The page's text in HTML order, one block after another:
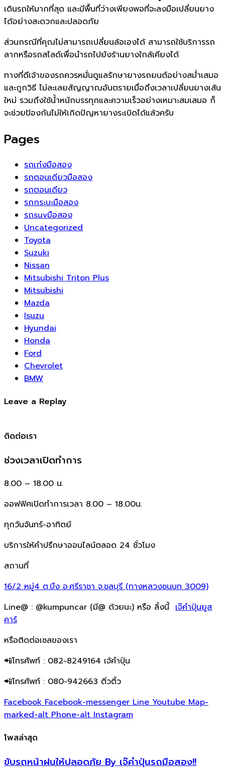
เดินรถให้มากที่สุด และมีพื้นที่ว่างเพียงพอที่จะลงมือเปลี่ยนยาง
ได้อย่างสะดวกและปลอดภัย
ส่วนกรณีที่คุณไม่สามารถเปลี่ยนล้อเองได้ สามารถใช้บริการรถ
ลากหรือรถสไลด์เพื่อนำรถไปยังร้านยางใกล้เคียงได้
ทางที่ดีเจ้าของรถควรหมั่นดูแลรักษายางรถยนต์อย่างสม่ำเสมอ
และถูกวิธี ไม่ละเลยสัญญาณอันตรายเมื่อถึงเวลาเปลี่ยนยางเส้น
ใหม่ รวมถึงใช้น้ำหนักบรรทุกและความเร็วอย่างเหมาะสมเสมอ ก็
จะช่วยป้องกันไม่ให้เกิดปัญหายางระเบิดได้แล้วครับ
Pages
รถเก๋งมือสอง
รถตอนเดียวมือสอง
รถตอนเดียว
รถกระบะมือสอง
รถsuvมือสอง
Uncategorized
Toyota
Suzuki
Nissan
Mitsubishi Triton Plus
Mitsubishi
Mazda
Isuzu
Hyundai
Honda
Ford
Chevrolet
BMW
Leave a Replay
ติดต่อเรา
ช่วงเวลาเปิดทำการ
8.00 – 18.00 น.
ออฟฟิศเปิดทำการเวลา 8.00 – 18.00น.
ทุกวันจันทร์-อาทิตย์
บริการให้คำปรึกษาออนไลน์ตลอด 24 ชั่วโมง
สถานที่
16/2 หมู่4 ต.บึง อ.ศรีราชา จ.ชลบุรี (ทางหลวงชนบท 3009)
Line@ : @kumpuncar (มี@ ด้วยนะ) หรือ ลิ้งนี้ เจ๊คำปุ่นยูส
คาร์
หรือติดต่อเซลของเรา
📲โทรศัพท์ : 082-8249164 เจ้คำปุ่น
📲โทรศัพท์ : 080-942663 ติ่วติ้ว
Facebook Facebook-messenger Line Youtube Map-
marked-alt Phone-alt Instagram
โพสล่าสุด
ขับรถหน้าฝนให้ปลอดภัย By เจ๊คำปุ่นรถมือสอง!!